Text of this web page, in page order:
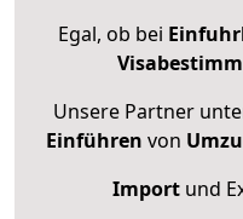
Egal, ob bei
Unsere Partner
Einführen von
Import und